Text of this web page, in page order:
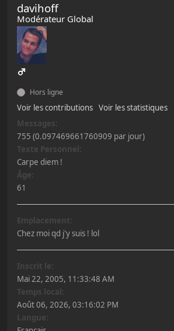
davihoff
Modérateur Global
Hors ligne
Voir les contributions Voir les statistiques
Messages:
755 (0.097469661760909 par jour)
Texte Personnel:
Carpe diem !
Âge:
61
Emplacement:
Chez moi qd j'y suis ! lol
Inscrit le:
Mai 22, 2005, 11:33:48 AM
Temps local:
Août 06, 2026, 03:16:02 PM
Langue: